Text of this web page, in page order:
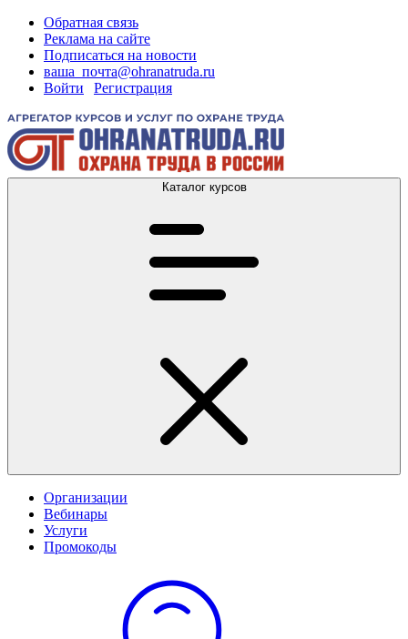
Обратная связь
Реклама на сайте
Подписаться на новости
ваша_почта@ohranatruda.ru
Войти
Регистрация
Каталог курсов
Организации
Вебинары
Услуги
Промокоды